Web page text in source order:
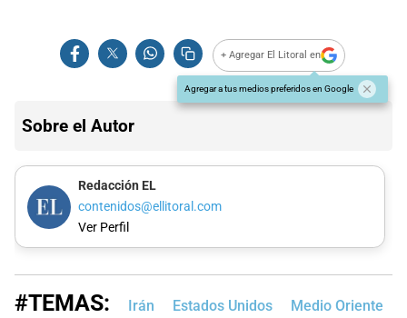
+ Agregar El Litoral en
Agregar a tus medios preferidos en Google
Sobre el Autor
Redacción EL
contenidos@ellitoral.com
Ver Perfil
#TEMAS: Irán Estados Unidos Medio Oriente